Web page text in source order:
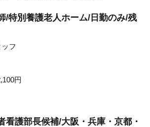
/特別養護老人ホーム/日勤のみ/残
フ
円
看護部長候補/大阪・兵庫・京都・